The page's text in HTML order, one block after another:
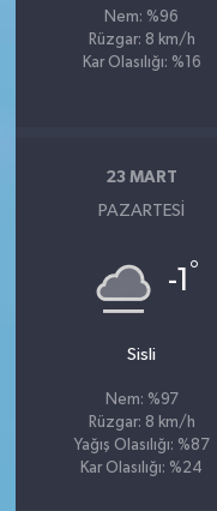
Nem: %96
Rüzgar: 8 km/h
Kar Olasılığı: %16
23 MART
PAZARTESI
-1 °
Sisli
Nem: %97
Rüzgar: 8 km/h
Yağış Olasılığı: %87
Kar Olasılığı: %24